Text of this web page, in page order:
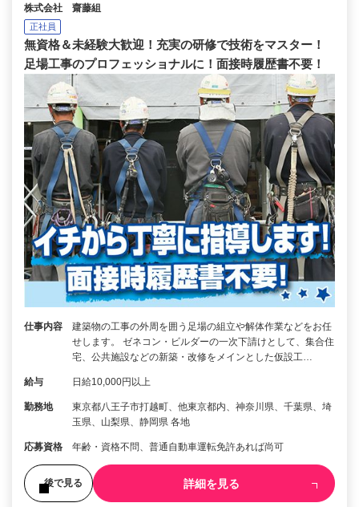
株式会社 齋藤組
正社員
無資格＆未経験大歓迎！充実の研修で技術をマスター！
足場工事のプロフェッショナルに！面接時履歴書不要！
仕事内容
建築物の工事の外周を囲う足場の組立や解体作業などをお任
せします。 ゼネコン・ビルダーの一次下請けとして、集合住
宅、公共施設などの新築・改修をメインとした仮設工…
給与 日給10,000円以上
勤務地
東京都八王子市打越町、他東京都内、神奈川県、千葉県、埼
玉県、山梨県、静岡県 各地
応募資格 年齢・資格不問、普通自動車運転免許あれば尚可
後で見る 詳細を見る